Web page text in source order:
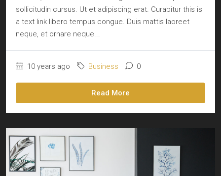
sollicitudin cursus. Ut et adipiscing erat. Curabitur this is
a text link libero tempus congue. Duis mattis laoreet
neque, et ornare neque...
10 years ago Business 0
Read More